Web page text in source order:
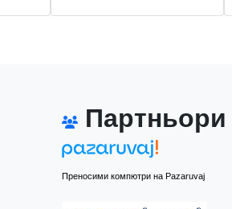
Партньори
Преносими компютри на Pazaruvaj